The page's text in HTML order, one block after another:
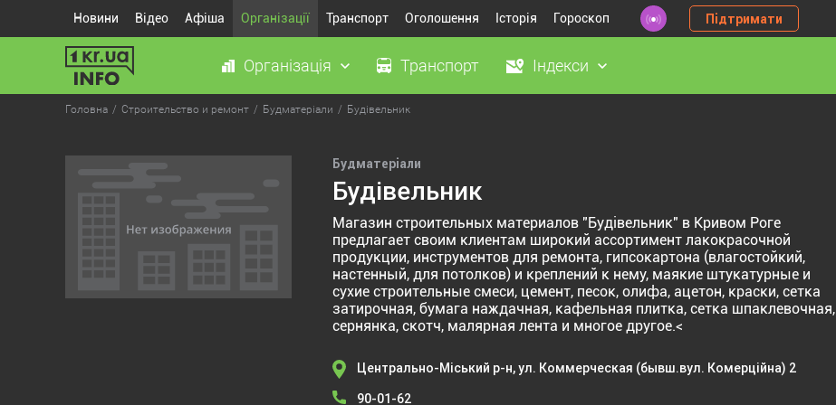
Новини Відео Афіша Організації Транспорт Оголошення Історія Гороскоп Підтримати
Організація Транспорт Індекси
Головна Строительство и ремонт Будматеріали Будівельник
Будматеріали
Будівельник
Магазин строительных материалов "Будівельник" в Кривом Роге
предлагает своим клиентам широкий ассортимент лакокрасочной
продукции, инструментов для ремонта, гипсокартона (влагостойкий,
настенный, для потолков) и креплений к нему, маякие штукатурные и
сухие строительные смеси, цемент, песок, олифа, ацетон, краски, сетка
затирочная, бумага наждачная, кафельная плитка, сетка шпаклевочная,
сернянка, скотч, малярная лента и многое другое.<
Центрально-Міський р-н, ул. Коммерческая (бывш.вул. Комерційна) 2
90-01-62